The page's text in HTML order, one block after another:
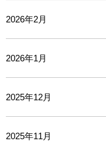
2026年2月
2026年1月
2025年12月
2025年11月